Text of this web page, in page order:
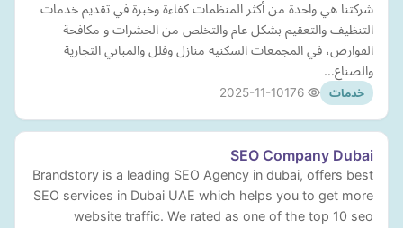
شركتنا هي واحدة من أكثر المنظمات كفاءة وخبرة في تقديم خدمات
التنظيف والتعقيم بشكل عام والتخلص من الحشرات و مكافحة
القوارض، في المجمعات السكنيه منازل وفلل والمباني التجارية
والصناع…
خدمات 2025-11-10
SEO Company Dubai
Brandstory is a leading SEO Agency in dubai, offers best
SEO services in Dubai UAE which helps you to get more
website traffic. We rated as one of the top 10 seo